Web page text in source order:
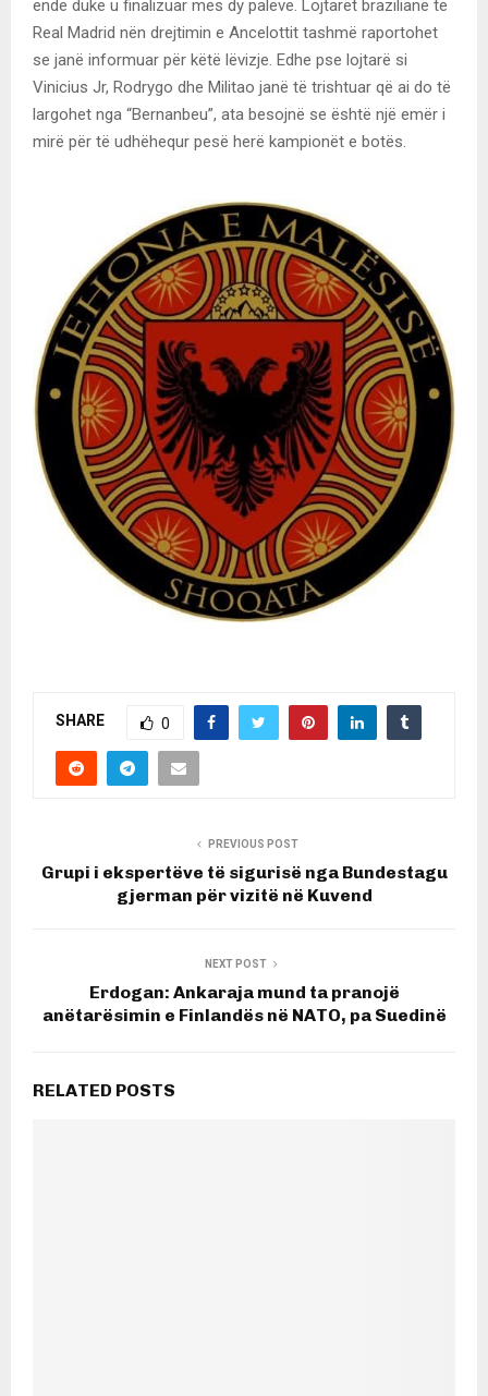
ende duke u finalizuar mes dy palëve. Lojtarët brazilianë te
Real Madrid nën drejtimin e Ancelottit tashmë raportohet
se janë informuar për këtë lëvizje. Edhe pse lojtarë si
Vinicius Jr, Rodrygo dhe Militao janë të trishtuar që ai do të
largohet nga “Bernanbeu”, ata besojnë se është një emër i
mirë për të udhëhequr pesë herë kampionët e botës.
SHARE 0
PREVIOUS POST
Grupi i ekspertëve të sigurisë nga Bundestagu
gjerman për vizitë në Kuvend
NEXT POST
Erdogan: Ankaraja mund ta pranojë
anëtarësimin e Finlandës në NATO, pa Suedinë
RELATED POSTS